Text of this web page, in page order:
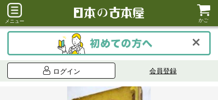
メニュー かご
ログイン 会員登録